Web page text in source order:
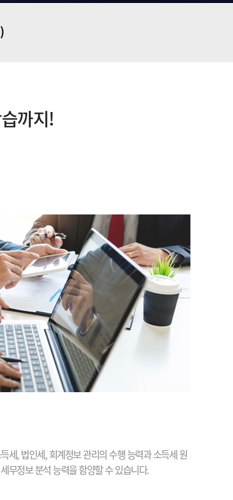
까지!
세, 법인세, 회계정보 관리의 수행 능력과 소득세 원
무정보 분석 능력을 함양할 수 있습니다.